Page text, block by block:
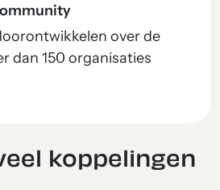
over de
dan 150 organisaties
koppelingen